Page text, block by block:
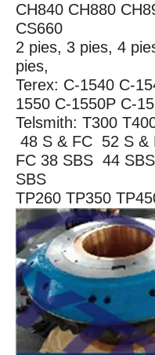
CH840 CH880
CS660
2 pies, 3 pies, 4
pies,
Terex: C-1540 C-
1550 C-1550P C-
Telsmith: T300
48 S & FC 52 S
FC 38 SBS 44
SBS
TP260 TP350